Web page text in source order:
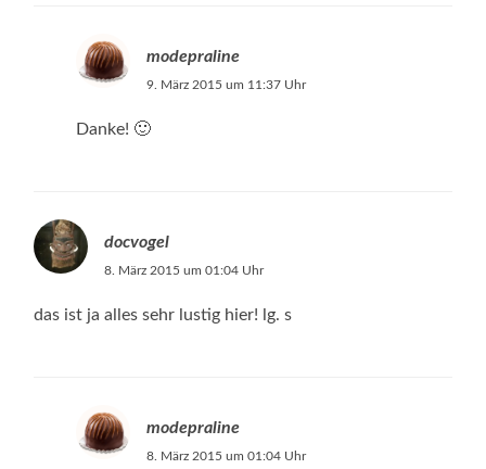
modepraline
9. März 2015 um 11:37 Uhr
Danke! 🙂
docvogel
8. März 2015 um 01:04 Uhr
das ist ja alles sehr lustig hier! lg. s
modepraline
8. März 2015 um 01:04 Uhr